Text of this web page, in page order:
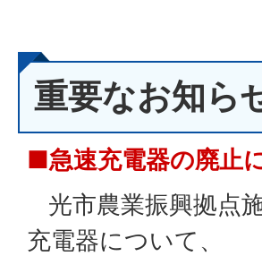
重要なお知ら
■急速充電器の廃止
光市農業振興拠点
充電器について、